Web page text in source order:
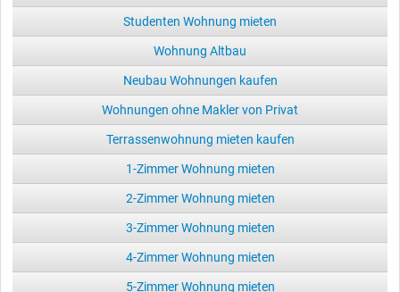
Studenten Wohnung mieten
Wohnung Altbau
Neubau Wohnungen kaufen
Wohnungen ohne Makler von Privat
Terrassenwohnung mieten kaufen
1-Zimmer Wohnung mieten
2-Zimmer Wohnung mieten
3-Zimmer Wohnung mieten
4-Zimmer Wohnung mieten
5-Zimmer Wohnung mieten